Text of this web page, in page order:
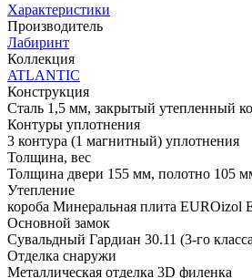
Характеристики
Производитель
Лабиринт
Коллекция
ATLANTIC
Конструкция
Сталь 1,5 мм, закрытый утепленный
Контуры уплотнения
3 контура (1 магнитный) уплотнения
Толщина, вес
Толщина двери 155 мм, полотно 105
Утепление
короба Минеральная плита EUROizol
Основной замок
Сувальдный Гардиан 30.11 (3-го
Отделка снаружи
Металлическая отделка 3D филенка